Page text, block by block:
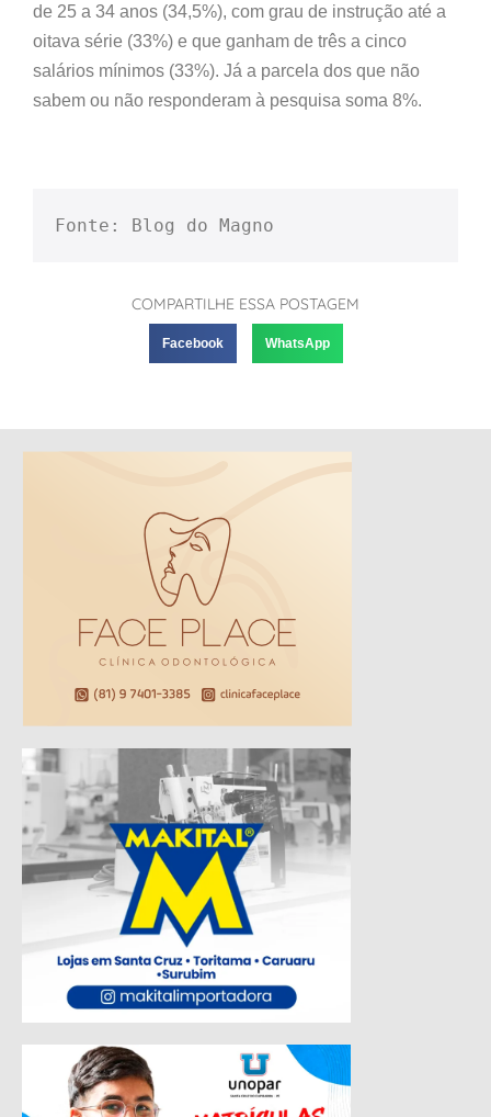
de 25 a 34 anos (34,5%), com grau de instrução até a
oitava série (33%) e que ganham de três a cinco
salários mínimos (33%). Já a parcela dos que não
sabem ou não responderam à pesquisa soma 8%.
Fonte: Blog do Magno
COMPARTILHE ESSA POSTAGEM
Facebook WhatsApp